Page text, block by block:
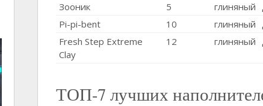
Зооник
5 глиняный
Pi-pi-bent
10 глиняный
Fresh Step Extreme
Clay
12 глиняный
ТОП-7 лучших